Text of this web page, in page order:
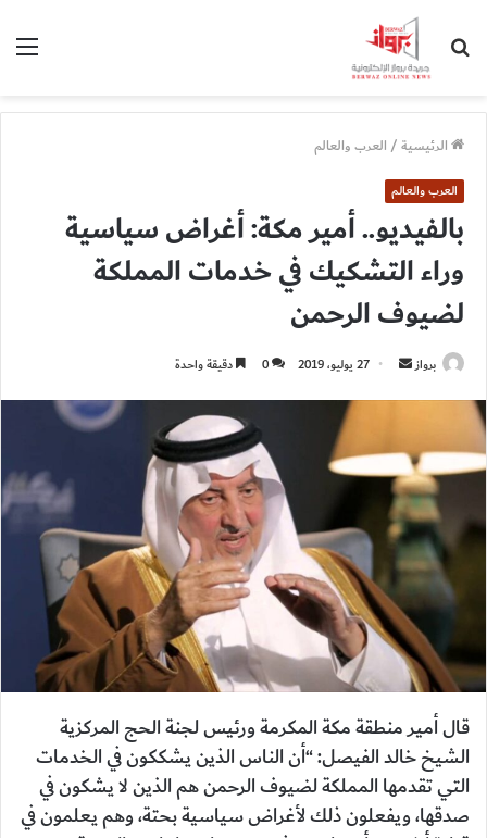
الرئيسية/العرب والعالم
العرب والعالم
بالفيديو.. أمير مكة: أغراض سياسية
وراء التشكيك في خدمات المملكة
لضيوف الرحمن
برواز
أرسل 27 يوليو، 2019 0 دقيقة واحدة
قال أمير منطقة مكة المكرمة ورئيس لجنة الحج المركزية
الشيخ خالد الفيصل: “أن الناس الذين يشككون في الخدمات
التي تقدمها المملكة لضيوف الرحمن هم الذين لا يشكون في
صدقها، ويفعلون ذلك لأغراض سياسية بحتة، وهم يعلمون في